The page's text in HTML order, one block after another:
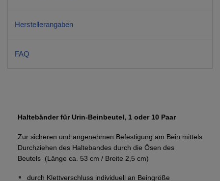
Herstellerangaben
FAQ
Haltebänder für Urin-Beinbeutel, 1 oder 10 Paar
Zur sicheren und angenehmen Befestigung am Bein mittels
Durchziehen des Haltebandes durch die Ösen des
Beutels (Länge ca. 53 cm / Breite 2,5 cm)
durch Klettverschluss individuell an Beingröße